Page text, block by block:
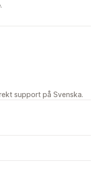
support på Svenska.